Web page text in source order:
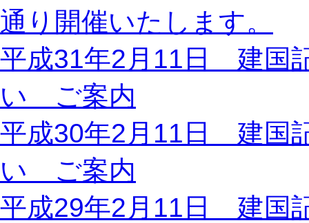
通り開催いたします。
平成31年2月11日 建国
い ご案内
平成30年2月11日 建国
い ご案内
平成29年2月11日 建国